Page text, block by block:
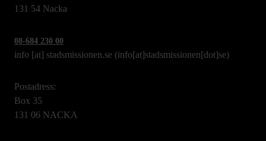
131 54 Nacka
08-684 230 00
info [at] stadsmissionen.se (info[at]stadsmissionen[dot]se)
Postadress:
Box 35
131 06 NACKA